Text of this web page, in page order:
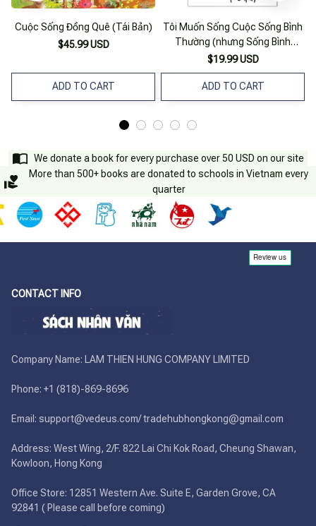
Cuộc Sống Đồng Quê (Tái Bản)
$45.99 USD
ADD TO CART
Tôi Muốn Sống Cuộc Sống Bình
Thường (nhưng Sống Bình
Thường Cũng Rất Khốc Liệt) -
Tặng Kèm 5 Postcard
$19.99 USD
ADD TO CART
We donate a book for every purchase over 50 USD on our site
More than 500+ books are donated to schools in Vietnam every
quarter
CONTACT INFO
Company Name: LAM THIEN HUNG COMPANY LIMITED
Phone: +1 (818)-869-8696
Email: support@vedeus.com/ tradehubhongkong@gmail.com
Address: West Wing, 2/F. 822 Lai Chi Kok Road, Cheung Shawan,
Kowloon, Hong Kong
Office Store: 12851 Western Ave. Suite E, Garden Grove, CA
92841 ( Please call before coming)